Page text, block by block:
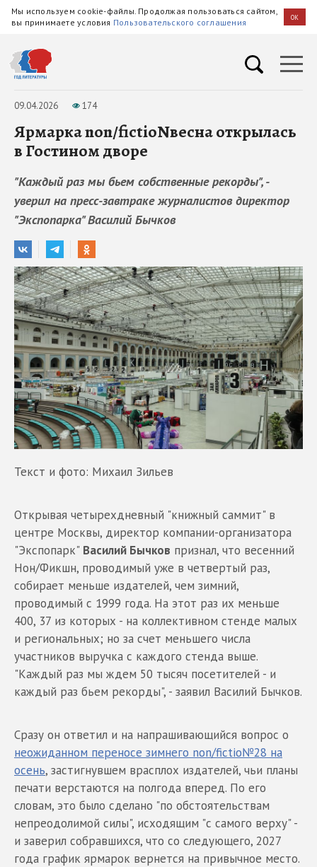
Мы используем cookie-файлы. Продолжая пользоваться сайтом,
вы принимаете условия Пользовательского соглашения OK
09.04.2026 174
Ярмарка non/fictioNвесна открылась
в Гостином дворе
"Каждый раз мы бьем собственные рекорды", -
уверил на пресс-завтраке журналистов директор
"Экспопарка" Василий Бычков
Текст и фото: Михаил Зильев
Открывая четырехдневный "книжный саммит" в
центре Москвы, директор компании-организатора
"Экспопарк" Василий Бычков признал, что весенний
Нон/Фикшн, проводимый уже в четвертый раз,
собирает меньше издателей, чем зимний,
проводимый с 1999 года. На этот раз их меньше
400, 37 из которых - на коллективном стенде малых
и региональных; но за счет меньшего числа
участников выручка с каждого стенда выше.
"Каждый раз мы ждем 50 тысяч посетителей - и
каждый раз бьем рекорды", - заявил Василий Бычков.
Сразу он ответил и на напрашивающийся вопрос о
неожиданном переносе зимнего non/fictio№28 на
ocень, застигнувшем врасплох издателей, чьи планы
печати верстаются на полгода вперед. По его
словам, это было сделано "по обстоятельствам
непреодолимой силы", исходящим "с самого верху" -
и заверил собравшихся, что со следующего, 2027
года график ярмарок вернется на привычное место.